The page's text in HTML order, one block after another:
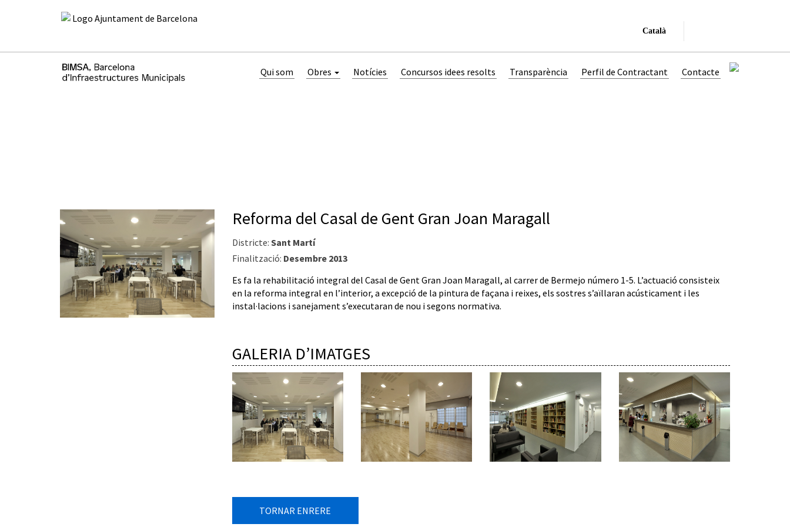
Català
Qui som Obres Notícies Concursos idees resolts Transparència Perfil de Contractant Contacte
Reforma del Casal de Gent Gran Joan Maragall
Districte: Sant Martí
Finalització: Desembre 2013
Es fa la rehabilitació integral del Casal de Gent Gran Joan Maragall, al carrer de Bermejo número 1-5. L’actuació consisteix
en la reforma integral en l’interior, a excepció de la pintura de façana i reixes, els sostres s’aïllaran acústicament i les
instal·lacions i sanejament s’executaran de nou i segons normativa.
GALERIA D’IMATGES
TORNAR ENRERE